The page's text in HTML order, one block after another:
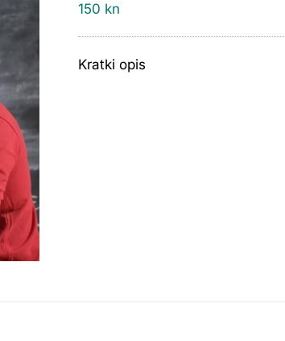
150 kn
Kratki opis